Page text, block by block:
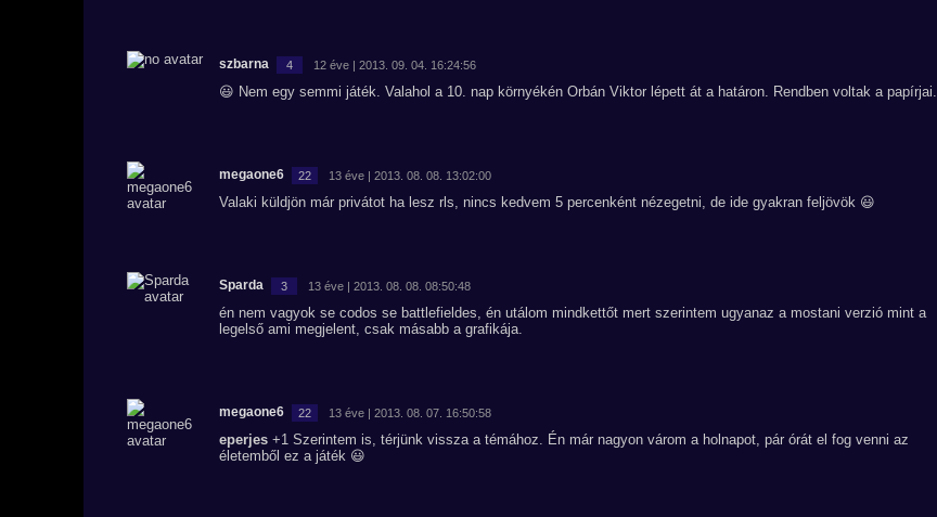
szbarna 4 12 éve | 2013. 09. 04. 16:24:56
😃 Nem egy semmi játék. Valahol a 10. nap környékén Orbán Viktor lépett át a határon. Rendben voltak a papírjai.
megaone6 22 13 éve | 2013. 08. 08. 13:02:00
Valaki küldjön már privátot ha lesz rls, nincs kedvem 5 percenként nézegetni, de ide gyakran feljövök 😃
Sparda 3 13 éve | 2013. 08. 08. 08:50:48
én nem vagyok se codos se battlefieldes, én utálom mindkettőt mert szerintem ugyanaz a mostani verzió mint a
legelső ami megjelent, csak másabb a grafikája.
megaone6 22 13 éve | 2013. 08. 07. 16:50:58
eperjes +1 Szerintem is, térjünk vissza a témához. Én már nagyon várom a holnapot, pár órát el fog venni az
életemből ez a játék 😃